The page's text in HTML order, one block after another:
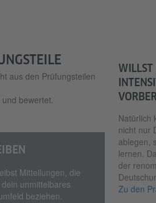
aus den Prüfungsteilen
bewertet.
Mitteilungen, die
unmittelbares
beziehen.
WILLST
Natürlich
nicht nur
ablegen,
lernen.
der
Zu den